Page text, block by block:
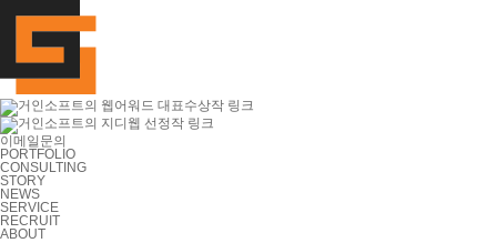
이메일문의
PORTFOLIO
CONSULTING
STORY
NEWS
SERVICE
RECRUIT
ABOUT